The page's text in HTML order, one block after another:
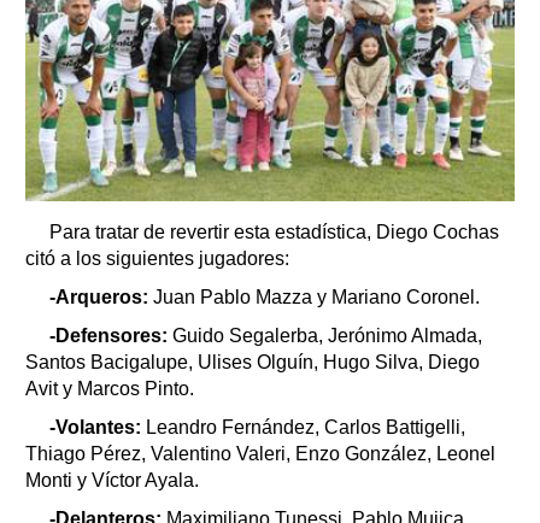
Para tratar de revertir esta estadística, Diego Cochas
citó a los siguientes jugadores:
-Arqueros: Juan Pablo Mazza y Mariano Coronel.
-Defensores: Guido Segalerba, Jerónimo Almada,
Santos Bacigalupe, Ulises Olguín, Hugo Silva, Diego
Avit y Marcos Pinto.
-Volantes: Leandro Fernández, Carlos Battigelli,
Thiago Pérez, Valentino Valeri, Enzo González, Leonel
Monti y Víctor Ayala.
-Delanteros: Maximiliano Tunessi, Pablo Mujica,